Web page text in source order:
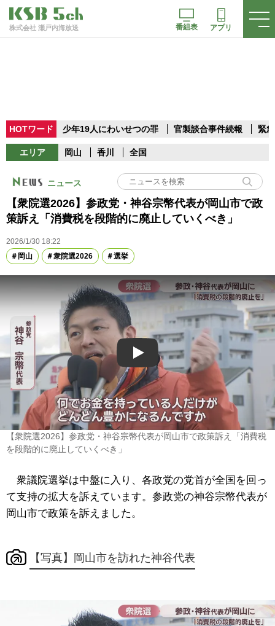
株式会社 瀬戸内海放送 番組表 アプリ
HOTワード 少年19人にわいせつの罪 官製談合事件続報 緊
エリア 岡山 香川 全国
ニュース
【衆院選2026】参政党・神谷宗幣代表が岡山市で政
策訴え「消費税を段階的に廃止していくべき」
2026/1/30 18:22
岡山
衆院選2026 選挙
Play
【衆院選2026】参政党・神谷宗幣代表が岡山市で政策訴え「消費税
を段階的に廃止していくべき」
衆議院選挙は中盤に入り、各政党の党首が全国を回っ
て支持の拡大を訴えています。参政党の神谷宗幣代表が
岡山市で政策を訴えました。
【写真】岡山市を訪れた神谷代表